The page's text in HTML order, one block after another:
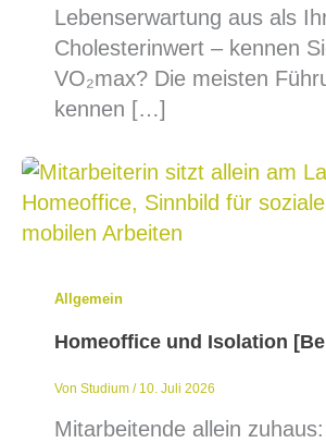
Lebenserwartung aus als
Cholesterinwert – kennen
VO₂max? Die meisten
kennen […]
Allgemein
Homeoffice und Isolation
VonStudium/ 10. Juli 2026
Mitarbeitende allein